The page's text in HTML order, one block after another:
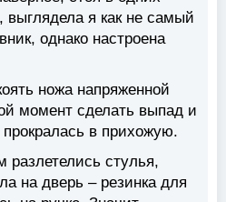
я как не самый
однако настроена
ножа напряженной
момент сделать выпад и
в прихожую.
разлетелись стулья,
на дверь – резинка для